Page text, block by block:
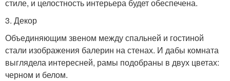
стиле, и целостность интерьера будет обеспечена.
3. Декор
Объединяющим звеном между спальней и гостиной
стали изображения балерин на стенах. И дабы комната
выглядела интересней, рамы подобраны в двух цветах:
черном и белом.